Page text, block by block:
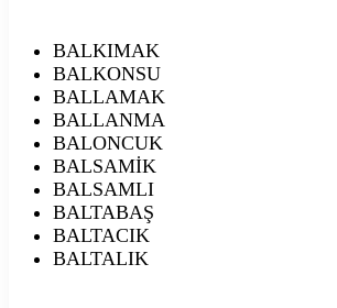
BALKIMAK
BALKONSU
BALLAMAK
BALLANMA
BALONCUK
BALSAMİK
BALSAMLI
BALTABAŞ
BALTACIK
BALTALIK